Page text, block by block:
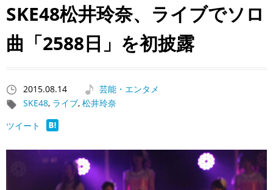
SKE48松井玲奈、ライブでソロ
曲「2588日」を初披露
2015.08.14
芸能・エンタメ
SKE48, ライブ, 松井玲奈
ツイート